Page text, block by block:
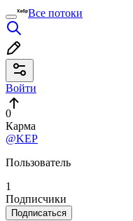
Все потоки
Войти
0
Карма
@KEP
Пользователь
1
Подписчики
Подписаться